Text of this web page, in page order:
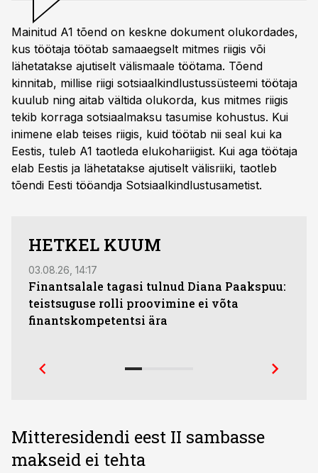
Mainitud A1 tõend on keskne dokument olukordades,
kus töötaja töötab samaaegselt mitmes riigis või
lähetatakse ajutiselt välismaale töötama. Tõend
kinnitab, millise riigi sotsiaalkindlustussüsteemi töötaja
kuulub ning aitab vältida olukorda, kus mitmes riigis
tekib korraga sotsiaalmaksu tasumise kohustus. Kui
inimene elab teises riigis, kuid töötab nii seal kui ka
Eestis, tuleb A1 taotleda elukohariigist. Kui aga töötaja
elab Eestis ja lähetatakse ajutiselt välisriiki, taotleb
tõendi Eesti tööandja Sotsiaalkindlustusametist.
HETKEL KUUM
03.08.26, 14:17
Finantsalale tagasi tulnud Diana Paakspuu:
teistsuguse rolli proovimine ei võta
finantskompetentsi ära
Mitteresidendi eest II sambasse
makseid ei tehta